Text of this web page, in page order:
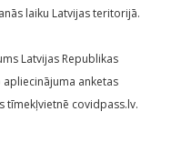
laiku Latvijas teritorijā.
Latvijas Republikas
anketas
tīmekļvietnē covidpass.lv.